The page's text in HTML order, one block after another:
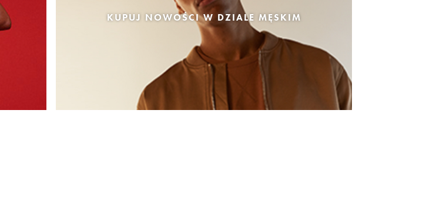
KUPUJ NOWOŚCI W DZIALE MĘSKIM